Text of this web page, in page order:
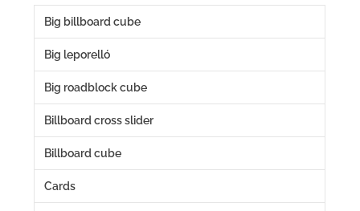
Big billboard cube
Big leporelló
Big roadblock cube
Billboard cross slider
Billboard cube
Cards